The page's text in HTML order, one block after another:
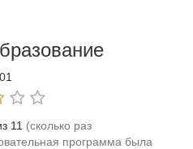
11 (сколько раз
программа была